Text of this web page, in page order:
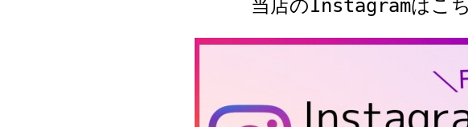
当店のInstagramはこ